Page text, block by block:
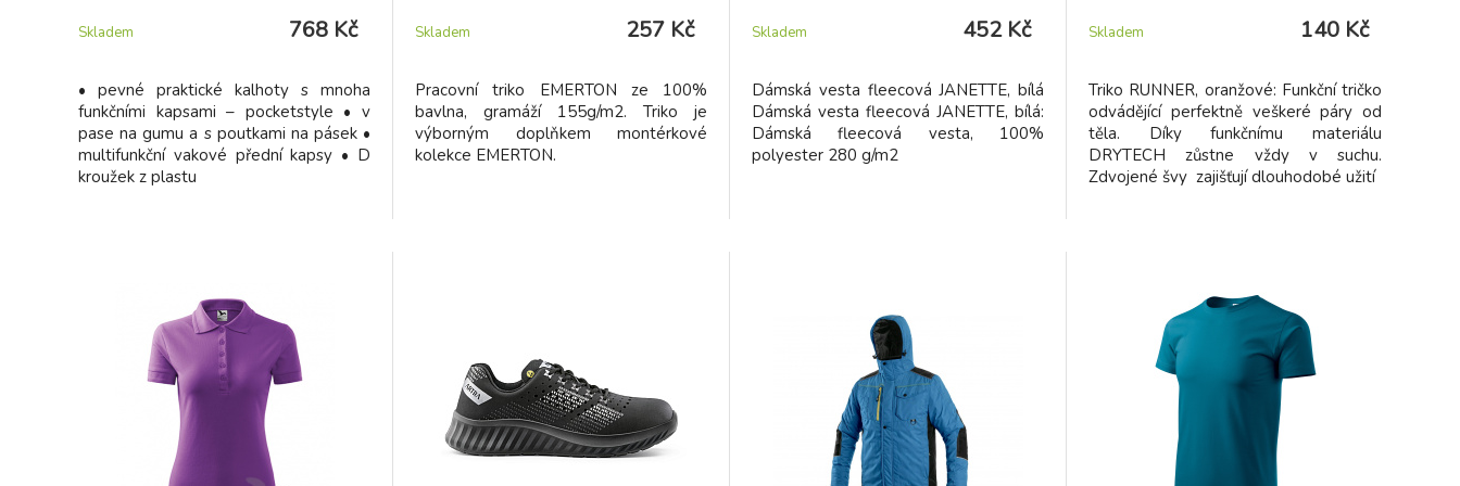
Skladem 768 Kč
• pevné praktické kalhoty s mnoha
funkčními kapsami – pocketstyle • v
pase na gumu a s poutkami na pásek •
multifunkční vakové přední kapsy • D
kroužek z plastu
Skladem 257 Kč
Pracovní triko EMERTON ze 100%
bavlna, gramáží 155g/m2. Triko je
výborným doplňkem montérkové
kolekce EMERTON.
Skladem 452 Kč
Dámská vesta fleecová JANETTE, bílá
Dámská vesta fleecová JANETTE, bílá:
Dámská fleecová vesta, 100%
polyester 280 g/m2
Skladem 140 Kč
Triko RUNNER, oranžové: Funkční tričko
odvádějící perfektně veškeré páry od
těla. Díky funkčnímu materiálu
DRYTECH zůstne vždy v suchu.
Zdvojené švy zajišťují dlouhodobé užití